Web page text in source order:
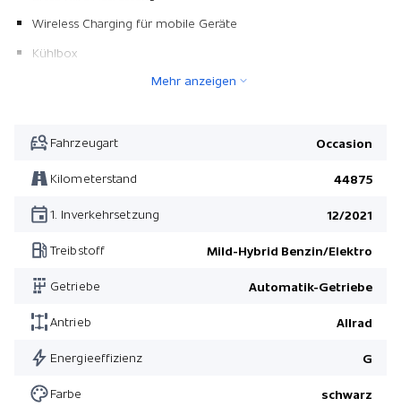
Wireless Charging für mobile Geräte
Kühlbox
Leichtmetallfelgen 21" 5-Doppelspeichen Black
Matrix LED-Scheinwerfer
Pack Fahrassistenz
Dachreling schwarz
Ambientebeleuchtung
3. Sitzreihe elektrisch verstellbar
Heckklappe elektrisch mit Freihandfunktion
Mehr anzeigen
Fahrzeugart Occasion
Kilometerstand 44875
1. Inverkehrsetzung 12/2021
Treibstoff Mild-Hybrid Benzin/Elektro
Getriebe Automatik-Getriebe
Antrieb Allrad
Energieeffizienz G
Farbe schwarz